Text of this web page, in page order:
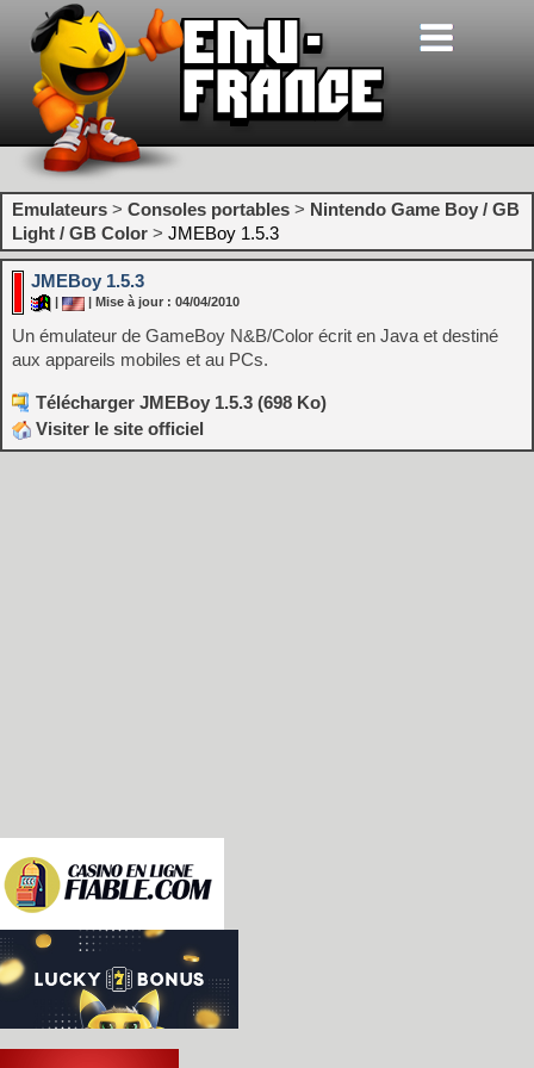
Emulateurs > Consoles portables > Nintendo Game Boy / GB
Light / GB Color > JMEBoy 1.5.3
JMEBoy 1.5.3
| Mise à jour : 04/04/2010
Un émulateur de GameBoy N&B/Color écrit en Java et destiné
aux appareils mobiles et au PCs.
Télécharger JMEBoy 1.5.3 (698 Ko)
Visiter le site officiel